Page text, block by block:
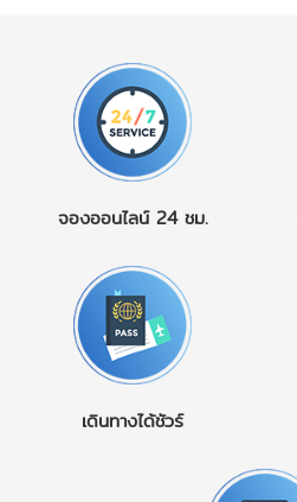
จองออนไลน์ 24 ชม.
เดินทางได้ชัวร์